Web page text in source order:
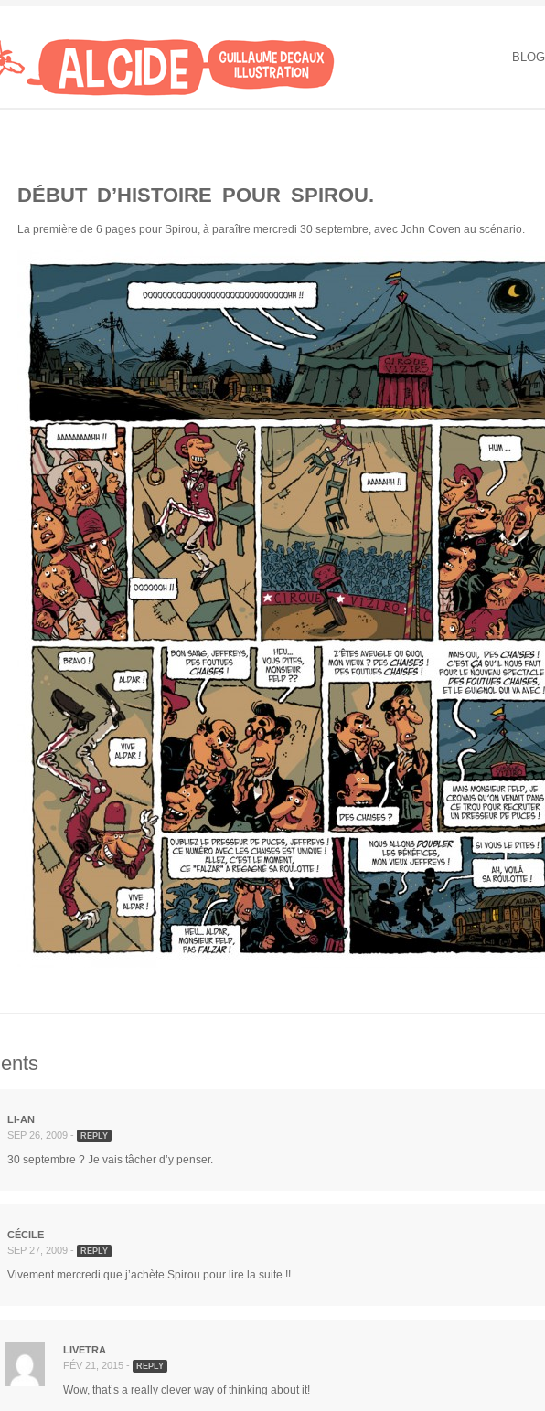
BLOG
DÉBUT D’HISTOIRE POUR SPIROU.
La première de 6 pages pour Spirou, à paraître mercredi 30 septembre, avec John Coven au scénario.
LI-AN
SEP 26, 2009 -
REPLY
30 septembre ? Je vais tâcher d’y penser.
CÉCILE
SEP 27, 2009 -
REPLY
Vivement mercredi que j’achète Spirou pour lire la suite !!
LIVETRA
FÉV 21, 2015 -
REPLY
Wow, that’s a really clever way of thinking about it!